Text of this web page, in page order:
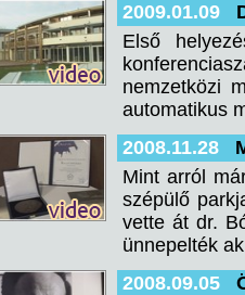
2009.01.09
Első
nemzetközi
automatikus
2008.11.28
Mint arról
szépülő
vette át dr.
ünnepelték
2008.09.05